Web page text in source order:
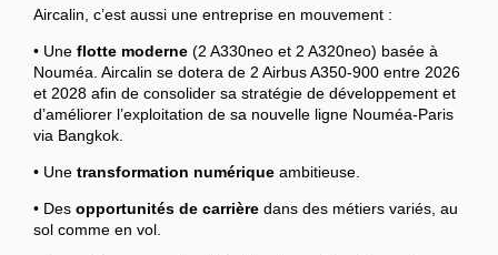
Aircalin, c’est aussi une entreprise en mouvement :
• Une flotte moderne (2 A330neo et 2 A320neo) basée à
Nouméa. Aircalin se dotera de 2 Airbus A350-900 entre 2026
et 2028 afin de consolider sa stratégie de développement et
d’améliorer l’exploitation de sa nouvelle ligne Nouméa-Paris
via Bangkok.
• Une transformation numérique ambitieuse.
• Des opportunités de carrière dans des métiers variés, au
sol comme en vol.